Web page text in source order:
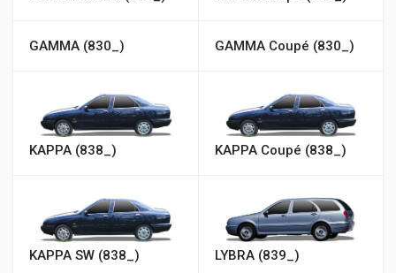
GAMMA (830_) GAMMA Coupé (830_)
KAPPA (838_) KAPPA Coupé (838_)
KAPPA SW (838_) LYBRA (839_)